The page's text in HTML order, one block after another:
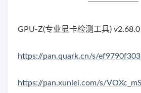
GPU-Z(专业显卡检测工具)
https://pan.quark.cn/s/
https://pan.xunlei.com/s/